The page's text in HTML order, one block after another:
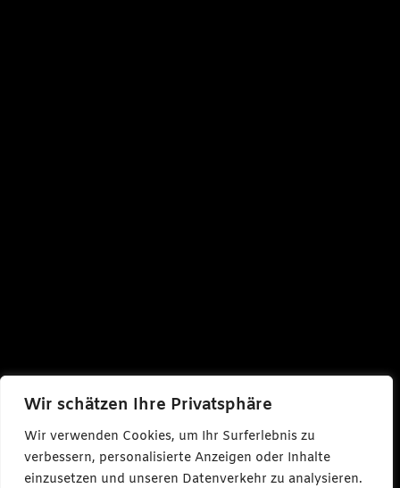
Wir schätzen Ihre Privatsphäre
Wir verwenden Cookies, um Ihr Surferlebnis zu
verbessern, personalisierte Anzeigen oder Inhalte
einzusetzen und unseren Datenverkehr zu analysieren.